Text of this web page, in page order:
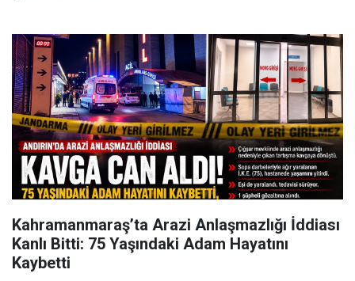
Kahramanmaraş’ta Arazi Anlaşmazlığı İddiası
Kanlı Bitti: 75 Yaşındaki Adam Hayatını
Kaybetti